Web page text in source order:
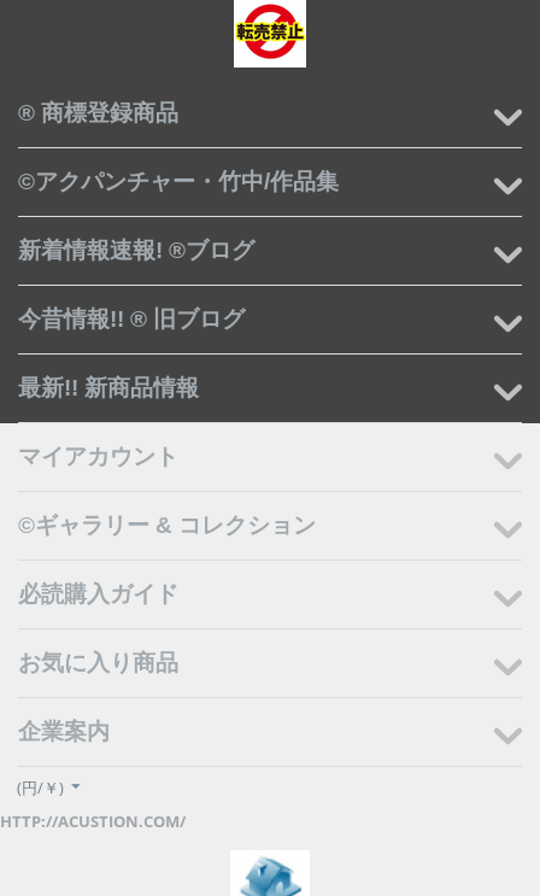
® 商標登録商品
©アクパンチャー・竹中/作品集
新着情報速報! ®ブログ
今昔情報!! ® 旧ブログ
最新!! 新商品情報
マイアカウント
©ギャラリー & コレクション
必読購入ガイド
お気に入り商品
企業案内
(円/￥)
HTTP://ACUSTION.COM/